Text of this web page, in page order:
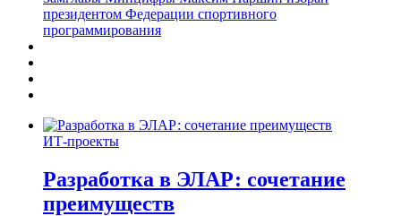
президентом Федерации спортивного
программирования
ИТ-проекты
Разработка в ЭЛАР: сочетание
преимуществ